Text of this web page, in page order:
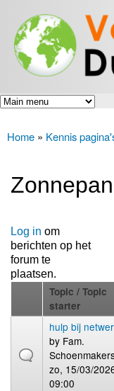
Veldhoven
Duurzaam
Energiek
naar de
toekomst
U bent hier
Home » Kennis
Log in om
berichten op het
forum te
plaatsen.
Topic / Topic
starter
hulp bij
by Fam.
zo, 15/03/
09:00